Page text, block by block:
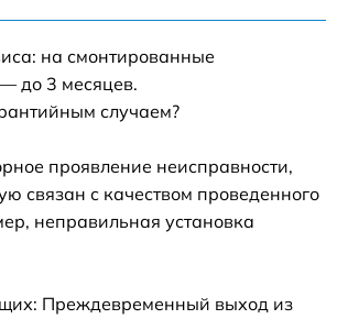
на смонтированные
до 3 месяцев.
случаем?
проявление неисправности,
связан с качеством проведенного
неправильная установка
Преждевременный выход из